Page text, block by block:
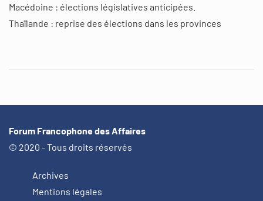
Macédoine : élections législatives anticipées.
Thaïlande : reprise des élections dans les provinces
Forum Francophone des Affaires
© 2020 - Tous droits réservés
Archives
Mentions légales